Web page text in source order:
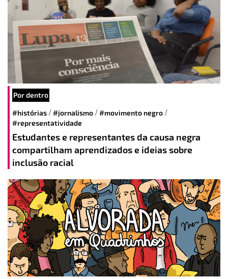
Por dentro
#histórias /#jornalismo /#movimento negro /
#representatividade
Estudantes e representantes da causa negra
compartilham aprendizados e ideias sobre
inclusão racial